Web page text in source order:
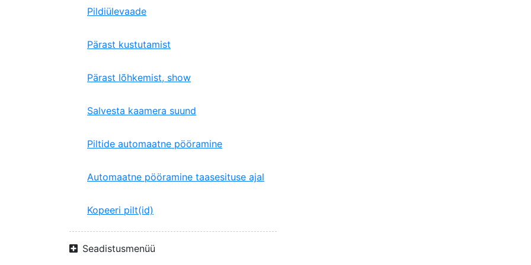
Pildiülevaade
Pärast kustutamist
Pärast lõhkemist, show
Salvesta kaamera suund
Piltide automaatne pööramine
Automaatne pööramine taasesituse ajal
Kopeeri pilt(id)
Seadistusmenüü